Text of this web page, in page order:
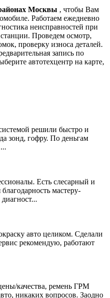
Москвы , чтобы Вам
Работаем ежедневно
неисправностей при
Проведем осмотр,
проверку износа деталей.
запись по
автотехцентр на карте,
решили быстро и
зонд, гофру. По деньгам
Есть слесарный и
мастеру-
авто целиком. Сделали
рекомендую, работают
качества, ремень ГРМ
никаких вопросов. Заодно